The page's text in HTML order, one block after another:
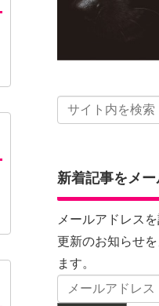
新着記事をメー
メールアドレス
更新のお知らせ
ます。